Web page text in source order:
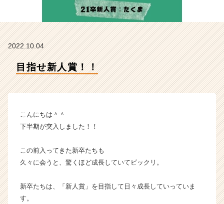
ン】
|
ー・
ら
カ
ウ
が
2022.10.04
目指せ新人賞！！
こんにちは＾＾
下半期が突入しました！！
この前入ってきた新卒たちも
久々に会うと、驚くほど成長していてビックリ。
新卒たちは、「新人賞」を目指して日々成長していっていま
す。